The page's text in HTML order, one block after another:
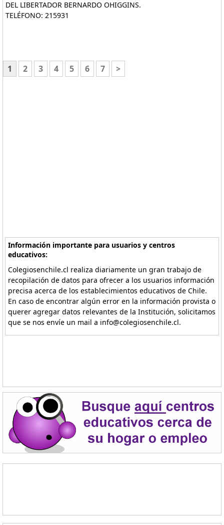
DEL LIBERTADOR BERNARDO OHIGGINS.
TELÉFONO: 215931
1 2 3 4 5 6 7 >
Información importante para usuarios y centros
educativos:
Colegiosenchile.cl realiza diariamente un gran trabajo de
recopilación de datos para ofrecer a los usuarios información
precisa acerca de los establecimientos educativos de Chile.
En caso de encontrar algún error en la información provista o
querer agregar datos relevantes de la Institución, solicitamos
que se nos envíe un mail a info@colegiosenchile.cl.